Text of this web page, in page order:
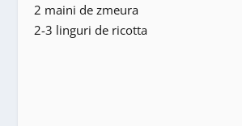
2 maini de zmeura
2-3 linguri de ricotta